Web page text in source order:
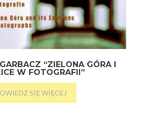
“ZIELONA GÓRA I
W FOTOGRAFII”
SIĘ WIĘCEJ